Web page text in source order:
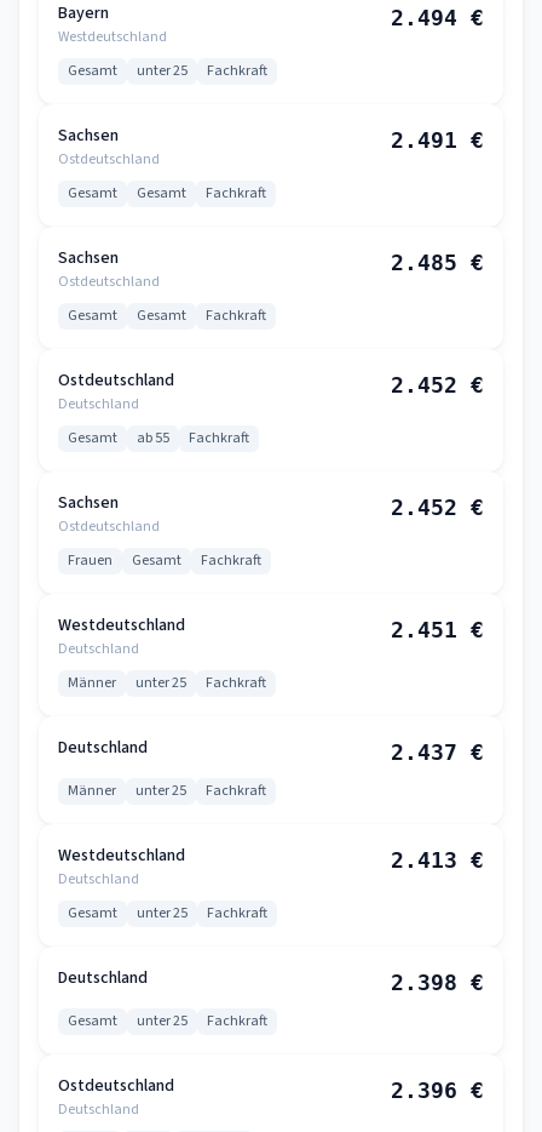
Bayern
Westdeutschland
2.494 €
Gesamt unter 25 Fachkraft
Sachsen
Ostdeutschland
2.491 €
Gesamt Gesamt Fachkraft
Sachsen
Ostdeutschland
2.485 €
Gesamt Gesamt Fachkraft
Ostdeutschland
Deutschland
2.452 €
Gesamt ab 55 Fachkraft
Sachsen
Ostdeutschland
2.452 €
Frauen Gesamt Fachkraft
Westdeutschland
Deutschland
2.451 €
Männer unter 25 Fachkraft
Deutschland 2.437 €
Männer unter 25 Fachkraft
Westdeutschland
Deutschland
2.413 €
Gesamt unter 25 Fachkraft
Deutschland 2.398 €
Gesamt unter 25 Fachkraft
Ostdeutschland
Deutschland
2.396 €